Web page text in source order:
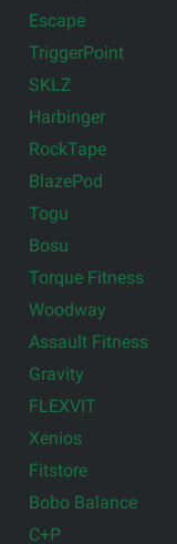
Escape
TriggerPoint
SKLZ
Harbinger
RockTape
BlazePod
Togu
Bosu
Torque Fitness
Woodway
Assault Fitness
Gravity
FLEXVIT
Xenios
Fitstore
Bobo Balance
C+P